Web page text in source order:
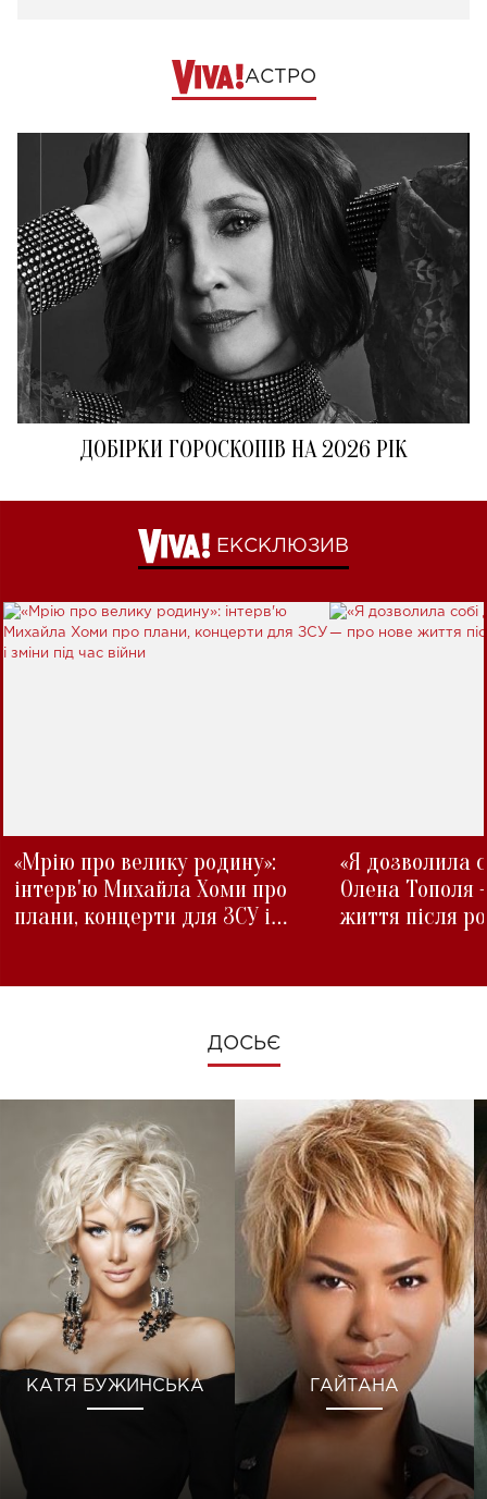
АСТРО
ДОБІРКИ ГОРОСКОПІВ НА 2026 РІК
ЕКСКЛЮЗИВ
«Мрію про велику родину»:
інтерв'ю Михайла Хоми про
плани, концерти для ЗСУ і
«Я дозволила
Олена Тополя
життя після
ДОСЬЄ
КАТЯ БУЖИНСЬКА ГАЙТАНА